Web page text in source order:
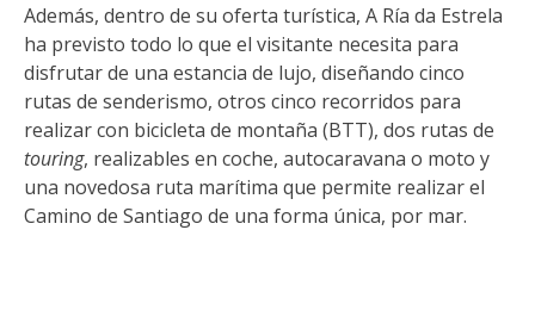
Además, dentro de su oferta turística, A Ría da Estrela
ha previsto todo lo que el visitante necesita para
disfrutar de una estancia de lujo, diseñando cinco
rutas de senderismo, otros cinco recorridos para
realizar con bicicleta de montaña (BTT), dos rutas de
touring, realizables en coche, autocaravana o moto y
una novedosa ruta marítima que permite realizar el
Camino de Santiago de una forma única, por mar.